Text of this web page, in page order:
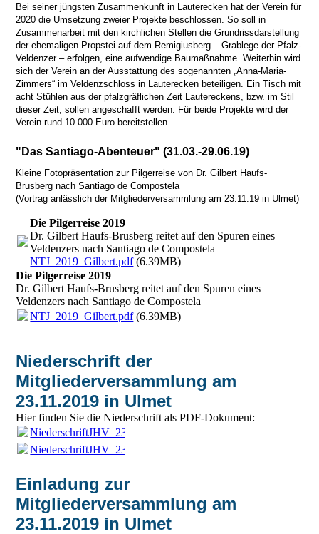
Bei seiner jüngsten Zusammenkunft in Lauterecken hat der Verein für
2020 die Umsetzung zweier Projekte beschlossen. So soll in
Zusammenarbeit mit den kirchlichen Stellen die Grundrissdarstellung
der ehemaligen Propstei auf dem Remigiusberg – Grablege der Pfalz-
Veldenzer – erfolgen, eine aufwendige Baumaßnahme. Weiterhin wird
sich der Verein an der Ausstattung des sogenannten „Anna-Maria-
Zimmers“ im Veldenzschloss in Lauterecken beteiligen. Ein Tisch mit
acht Stühlen aus der pfalzgräflichen Zeit Lautereckens, bzw. im Stil
dieser Zeit, sollen angeschafft werden. Für beide Projekte wird der
Verein rund 10.000 Euro bereitstellen.
"Das Santiago-Abenteuer" (31.03.-29.06.19)
Kleine Fotopräsentation zur Pilgerreise von Dr. Gilbert Haufs-
Brusberg nach Santiago de Compostela
(Vortrag anlässlich der Mitgliederversammlung am 23.11.19 in Ulmet)
Die Pilgerreise 2019
Dr. Gilbert Haufs-Brusberg reitet auf den Spuren eines
Veldenzers nach Santiago de Compostela
NTJ_2019_Gilbert.pdf(6.39MB)
Die Pilgerreise 2019
Dr. Gilbert Haufs-Brusberg reitet auf den Spuren eines
Veldenzers nach Santiago de Compostela
NTJ_2019_Gilbert.pdf(6.39MB)
Niederschrift der
Mitgliederversammlung am
23.11.2019 in Ulmet
Hier finden Sie die Niederschrift als PDF-Dokument:
NiederschriftJHV_23.11.19.pdf
NiederschriftJHV_23.11.19.pdf
Einladung zur
Mitgliederversammlung am
23.11.2019 in Ulmet